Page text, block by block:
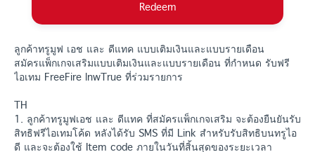
Redeem
ลูกค้าทรูมูฟ เอช และ ดีแทค แบบเติมเงินและแบบรายเดือน
สมัครแพ็กเกจเสริมแบบเติมเงินและแบบรายเดือน ที่กำหนด รับฟรี
ไอเทม FreeFire lnwTrue ที่ร่วมรายการ
TH
1. ลูกค้าทรูมูฟเอช และ ดีแทค ที่สมัครแพ็กเกจเสริม จะต้องยืนยันรับ
สิทธิฟรีไอเทมโค้ด หลังได้รับ SMS ที่มี Link สำหรับรับสิทธิบนทรูไอ
ดี และจะต้องใช้ Item code ภายในวันที่สิ้นสุดของระยะเวลา